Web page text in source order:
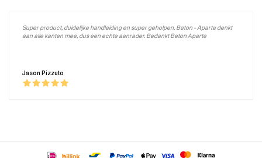
Jason Pizzuto
Super product, duidelijke handleiding en super geholpen. Beton - Aparte denkt
aan alle kanten mee, dus een echte aanrader. Bedankt Beton Aparte